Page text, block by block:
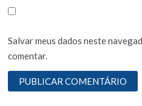
Salvar meus dados neste
comentar.